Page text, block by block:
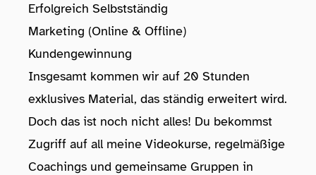
Erfolgreich Selbstständig
Marketing (Online & Offline)
Kundengewinnung
Insgesamt kommen wir auf 20 Stunden
exklusives Material, das ständig erweitert wird.
Doch das ist noch nicht alles! Du bekommst
Zugriff auf all meine Videokurse, regelmäßige
Coachings und gemeinsame Gruppen in